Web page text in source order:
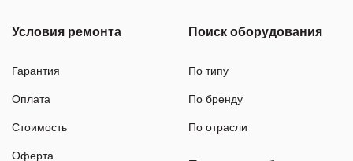
Условия ремонта
Гарантия
Оплата
Стоимость
Оферта
Поиск оборудования
По типу
По бренду
По отрасли